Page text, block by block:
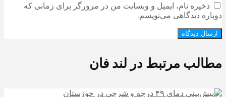
ذخیره نام، ایمیل و وبسایت من در مرورگر برای زمانی که
دوباره دیدگاهی می‌نویسم.
مطالب مرتبط در لند فان